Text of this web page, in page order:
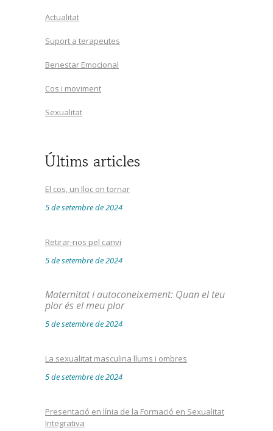
Actualitat
Suport a terapeutes
Benestar Emocional
Cos i moviment
Sexualitat
Últims articles
El cos, un lloc on tornar
5 de setembre de 2024
Retirar-nos pel canvi
5 de setembre de 2024
Maternitat i autoconeixement: Quan el teu
plor és el meu plor
5 de setembre de 2024
La sexualitat masculina llums i ombres
5 de setembre de 2024
Presentació en línia de la Formació en Sexualitat
Integrativa